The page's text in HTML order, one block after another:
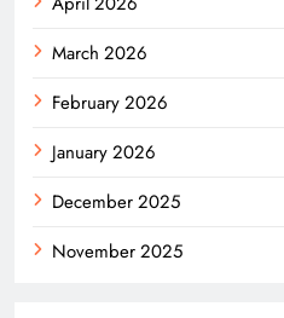
March 2026
February 2026
January 2026
December 2025
November 2025